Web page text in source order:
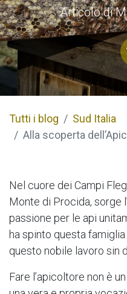
Articolo di
Tutti i blog
Sud Italia
Alla scoperta dell’Apicoltura De
Nel cuore dei Campi
Monte di Procida, sorge l’
passione per le api
ha spinto questa
questo nobile lavoro sin
Fare l’apicoltore non è